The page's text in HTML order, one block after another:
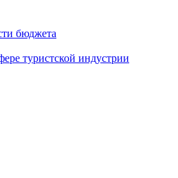
бюджета
туристской индустрии